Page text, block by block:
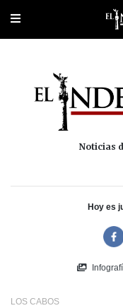
Portada Los
Noticias
Hoy es
LOS CABOS